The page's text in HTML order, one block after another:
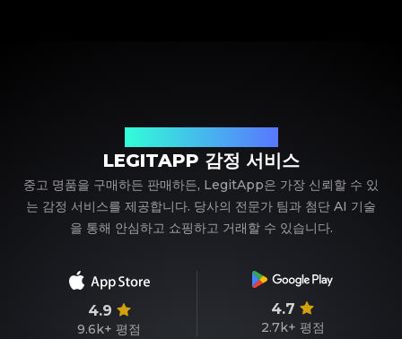
LEGITAPP 감정 서비스
중고 명품을 구매하든 판매하든, LegitApp은 가장 신뢰할 수 있
는 감정 서비스를 제공합니다. 당사의 전문가 팀과 첨단 AI 기술
을 통해 안심하고 쇼핑하고 거래할 수 있습니다.
4.9
9.6k+ 평점
4.7
2.7k+ 평점